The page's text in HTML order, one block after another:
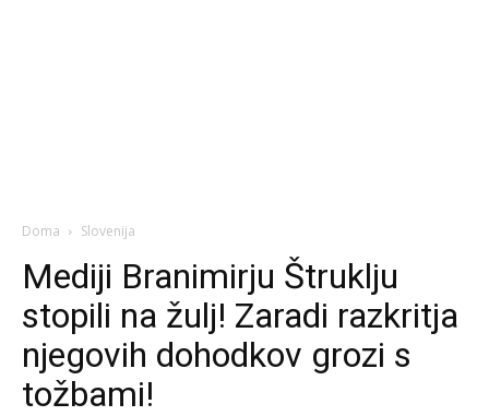
Doma Slovenija
Mediji Branimirju Štruklju
stopili na žulj! Zaradi razkritja
njegovih dohodkov grozi s
tožbami!